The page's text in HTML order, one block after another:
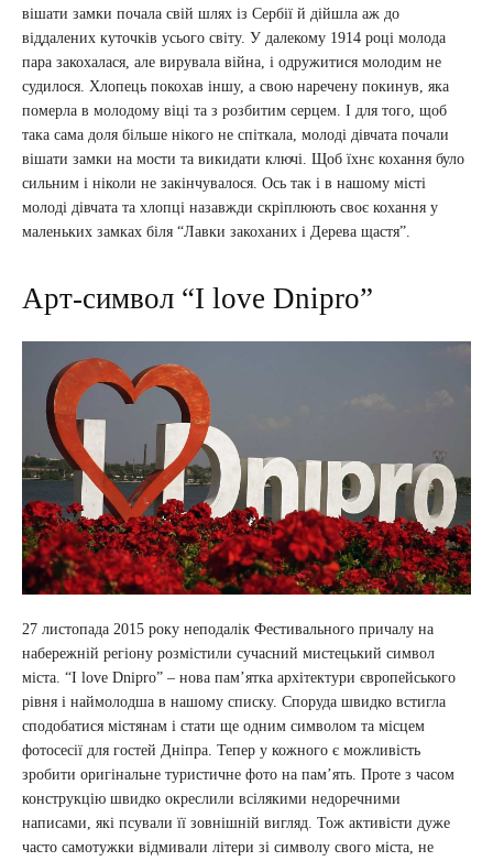
вішати замки почала свій шлях із Сербії й дійшла аж до
віддалених куточків усього світу. У далекому 1914 році молода
пара закохалася, але вирувала війна, і одружитися молодим не
судилося. Хлопець покохав іншу, а свою наречену покинув, яка
померла в молодому віці та з розбитим серцем. І для того, щоб
така сама доля більше нікого не спіткала, молоді дівчата почали
вішати замки на мости та викидати ключі. Щоб їхнє кохання було
сильним і ніколи не закінчувалося. Ось так і в нашому місті
молоді дівчата та хлопці назавжди скріплюють своє кохання у
маленьких замках біля “Лавки закоханих і Дерева щастя”.
Арт-символ “I love Dnipro”
27 листопада 2015 року неподалік Фестивального причалу на
набережній регіону розмістили сучасний мистецький символ
міста. “I love Dnipro” – нова пам’ятка архітектури європейського
рівня і наймолодша в нашому списку. Споруда швидко встигла
сподобатися містянам і стати ще одним символом та місцем
фотосесії для гостей Дніпра. Тепер у кожного є можливість
зробити оригінальне туристичне фото на пам’ять. Проте з часом
конструкцію швидко окреслили всілякими недоречними
написами, які псували її зовнішній вигляд. Тож активісти дуже
часто самотужки відмивали літери зі символу свого міста, не